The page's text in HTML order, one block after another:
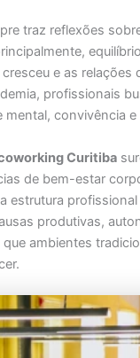
traz reflexões
e as relações
profissionais
mental, convivência
Curitiba
de bem-estar
estrutura
produtivas,
ambientes